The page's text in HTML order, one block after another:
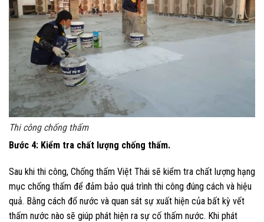
Thi công chống thấm
Bước 4: Kiểm tra chất lượng chống thấm.
Sau khi thi công, Chống thấm Việt Thái sẽ kiểm tra chất lượng hạng
mục chống thấm để đảm bảo quá trình thi công đúng cách và hiệu
quả. Bằng cách đổ nước và quan sát sự xuất hiện của bất kỳ vết
thấm nước nào sẽ giúp phát hiện ra sự cố thấm nước. Khi phát